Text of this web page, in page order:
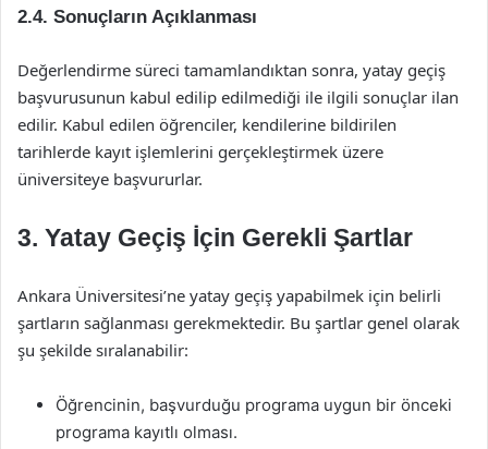
2.4. Sonuçların Açıklanması
Değerlendirme süreci tamamlandıktan sonra, yatay geçiş
başvurusunun kabul edilip edilmediği ile ilgili sonuçlar ilan
edilir. Kabul edilen öğrenciler, kendilerine bildirilen
tarihlerde kayıt işlemlerini gerçekleştirmek üzere
üniversiteye başvururlar.
3. Yatay Geçiş İçin Gerekli Şartlar
Ankara Üniversitesi’ne yatay geçiş yapabilmek için belirli
şartların sağlanması gerekmektedir. Bu şartlar genel olarak
şu şekilde sıralanabilir:
Öğrencinin, başvurduğu programa uygun bir önceki
programa kayıtlı olması.